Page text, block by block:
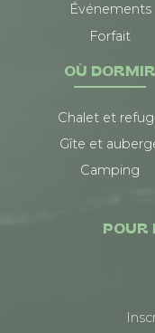
Événements
Forfait
OÙ DORMIR
Chalet et
Gîte et
Camping
POUR